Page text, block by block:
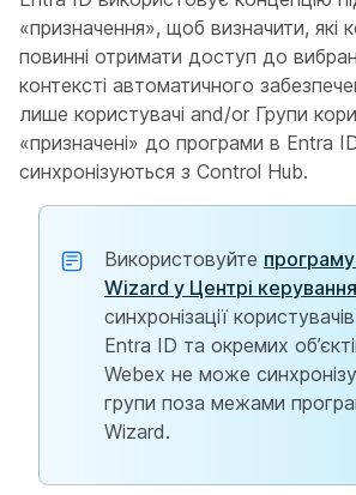
«призначення», щоб визначити, які
повинні отримати доступ до
контексті автоматичного
лише користувачі and/or Групи
«призначені» до програми в Entra
синхронізуються з Control Hub.
Використовуйте
Wizard у Центрі керування
синхронізації
Entra ID та окремих
Webex не може
групи поза межами
Wizard.